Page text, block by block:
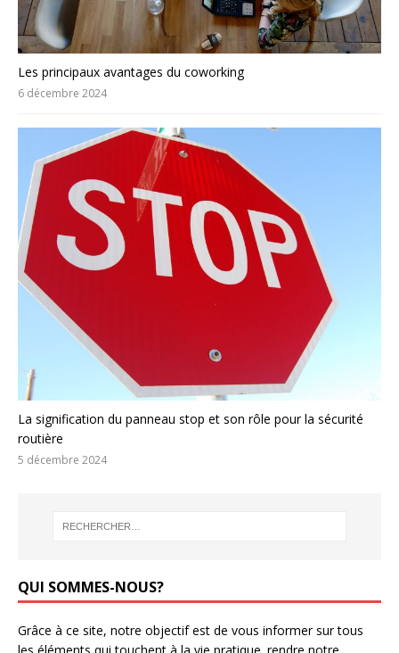
Les principaux avantages du coworking
6 décembre 2024
La signification du panneau stop et son rôle pour la sécurité
routière
5 décembre 2024
QUI SOMMES-NOUS?
Grâce à ce site, notre objectif est de vous informer sur tous